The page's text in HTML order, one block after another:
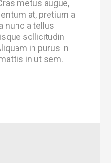
metus augue,
at, pretium a
nunc a tellus
sollicitudin
in purus in
in ut sem.